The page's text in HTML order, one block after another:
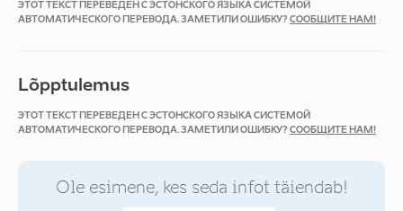
ЭТОТ ТЕКСТ ПЕРЕВЕДЕН С ЭСТОНСКОГО ЯЗЫКА СИСТЕМОЙ
АВТОМАТИЧЕСКОГО ПЕРЕВОДА. ЗАМЕТИЛИ ОШИБКУ? СООБЩИТЕ НАМ!
Lõpptulemus
ЭТОТ ТЕКСТ ПЕРЕВЕДЕН С ЭСТОНСКОГО ЯЗЫКА СИСТЕМОЙ
АВТОМАТИЧЕСКОГО ПЕРЕВОДА. ЗАМЕТИЛИ ОШИБКУ? СООБЩИТЕ НАМ!
Ole esimene, kes seda infot täiendab!